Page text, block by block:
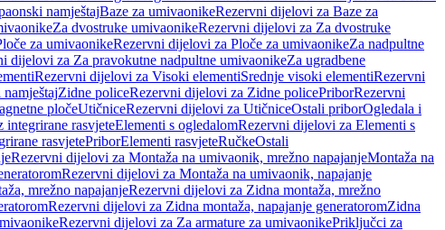
namještajBaze za umivaonikeRezervni dijelovi za Baze za
Za dvostruke umivaonikeRezervni dijelovi za Za dvostruke
za umivaonikeRezervni dijelovi za Ploče za umivaonikeZa nadpultne
dijelovi za Za pravokutne nadpultne umivaonikeZa ugradbene
Rezervni dijelovi za Visoki elementiSrednje visoki elementiRezervni
Zidne policeRezervni dijelovi za Zidne policePriborRezervni
pločeUtičniceRezervni dijelovi za UtičniceOstali priborOgledala i
integrirane rasvjeteElementi s ogledalomRezervni dijelovi za Elementi s
rasvjetePriborElementi rasvjeteRučkeOstali
Rezervni dijelovi za Montaža na umivaonik, mrežno napajanjeMontaža na
Rezervni dijelovi za Montaža na umivaonik, napajanje
mrežno napajanjeRezervni dijelovi za Zidna montaža, mrežno
Rezervni dijelovi za Zidna montaža, napajanje generatoromZidna
Rezervni dijelovi za Za armature za umivaonikePriključci za